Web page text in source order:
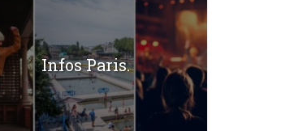
Infos Paris.